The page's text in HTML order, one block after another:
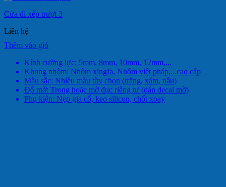
Cửa đi xếp trượt 3
Liên hệ
Thêm vào giỏ
Kính cường lực: 5mm, 8mm, 10mm, 12mm,...
Khung nhôm: Nhôm xingfa, Nhôm việt pháp,...cao cấp
Màu sắc: Nhiều màu tùy chọn (trắng, xám, nâu)
Độ mờ: Trong hoặc mờ đục riêng tư (dán decal mờ)
Phụ kiện: Nẹp gia cố, keo silicon, chốt xoay